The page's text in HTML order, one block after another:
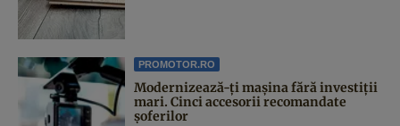
PROMOTOR.RO
Modernizează-ți mașina fără investiții
mari. Cinci accesorii recomandate
șoferilor